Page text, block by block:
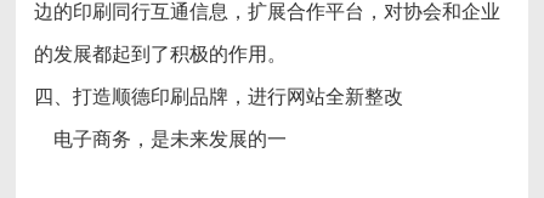
边的印刷同行互通信息，扩展合作平台，对协会和企业
的发展都起到了积极的作用。
四、打造顺德印刷品牌，进行网站全新整改
电子商务，是未来发展的一